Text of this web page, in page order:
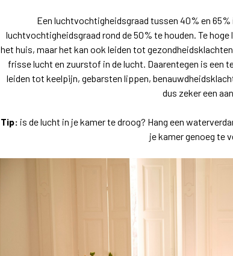
Een luchtvochtigheidsgraad tussen 40% en
luchtvochtigheidsgraad rond de 50% te houden. Te
het huis, maar het kan ook leiden tot
frisse lucht en zuurstof in de lucht. Daarentegen is een
leiden tot keelpijn, gebarsten lippen,
dus zeker een
Tip: is de lucht in je kamer te droog? Hang een
je kamer genoeg te